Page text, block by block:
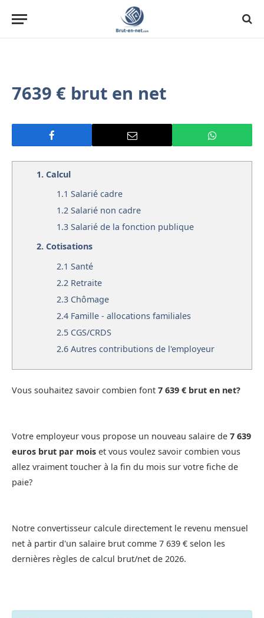
7639 € brut en net
1. Calcul
1.1 Salarié cadre
1.2 Salarié non cadre
1.3 Salarié de la fonction publique
2. Cotisations
2.1 Santé
2.2 Retraite
2.3 Chômage
2.4 Famille - allocations familiales
2.5 CGS/CRDS
2.6 Autres contributions de l'employeur
Vous souhaitez savoir combien font 7 639 € brut en net?
Votre employeur vous propose un nouveau salaire de 7 639
euros brut par mois et vous voulez savoir combien vous
allez vraiment toucher à la fin du mois sur votre fiche de
paie?
Notre convertisseur calcule directement le revenu mensuel
net à partir d'un salaire brut comme 7 639 € selon les
dernières règles de calcul brut/net de 2026.